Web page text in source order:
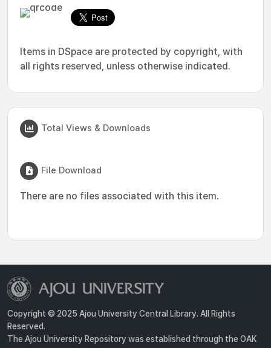
Items in DSpace are protected by copyright, with
all rights reserved, unless otherwise indicated.
Total Views & Downloads
File Download
There are no files associated with this item.
Copyright © 2025 Ajou University Central Library. All Rights
Reserved.
The Ajou University Repository was established through the OAK